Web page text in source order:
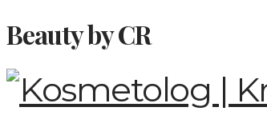
Beauty by CR